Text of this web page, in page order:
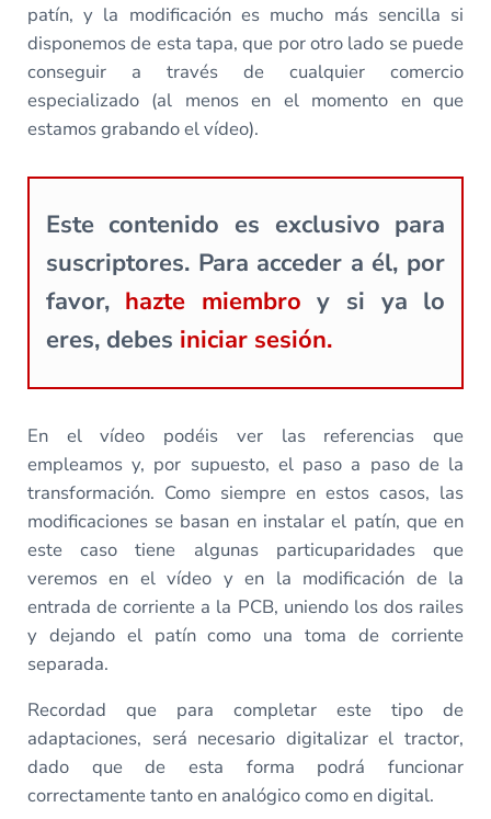
patín, y la modificación es mucho más sencilla si
disponemos de esta tapa, que por otro lado se puede
conseguir a través de cualquier comercio
especializado (al menos en el momento en que
estamos grabando el vídeo).
Este contenido es exclusivo para
suscriptores. Para acceder a él, por
favor, hazte miembro y si ya lo
eres, debes iniciar sesión.
En el vídeo podéis ver las referencias que
empleamos y, por supuesto, el paso a paso de la
transformación. Como siempre en estos casos, las
modificaciones se basan en instalar el patín, que en
este caso tiene algunas particuparidades que
veremos en el vídeo y en la modificación de la
entrada de corriente a la PCB, uniendo los dos railes
y dejando el patín como una toma de corriente
separada.
Recordad que para completar este tipo de
adaptaciones, será necesario digitalizar el tractor,
dado que de esta forma podrá funcionar
correctamente tanto en analógico como en digital.